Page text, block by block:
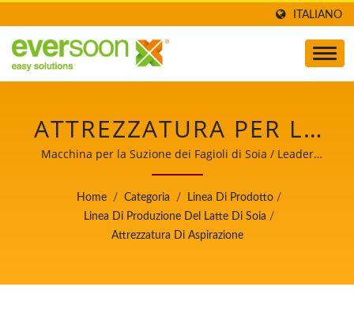
ITALIANO
ATTREZZATURA PER LA
SUZIONE DEI FAGIOLI
DI SOIA / LEADER
NELLA PRODUZIONE
MACCHINE PER LA
Macchina per la Suzione dei Fagioli di Soia / Leader
nella produzione automatica di macchine per la
preparazione di tofu e latte di soia con la massima
priorità alla sicurezza alimentare.
Home / Categoria / Linea Di Prodotto /
Linea Di Produzione Del Latte Di Soia /
Attrezzatura Di Aspirazione